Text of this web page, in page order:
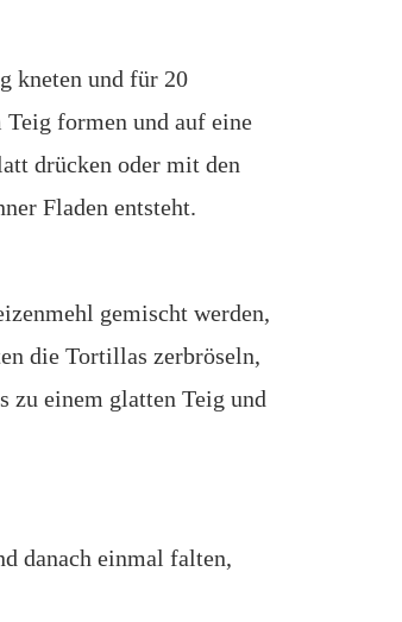
kneten und für 20
Teig formen und auf eine
drücken oder mit den
Fladen entsteht.
gemischt werden,
die Tortillas zerbröseln,
zu einem glatten Teig und
danach einmal falten,